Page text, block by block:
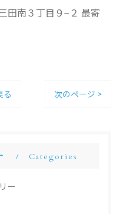
田南３丁目９−２ 最寄
る 次のページ >
Categories
ー